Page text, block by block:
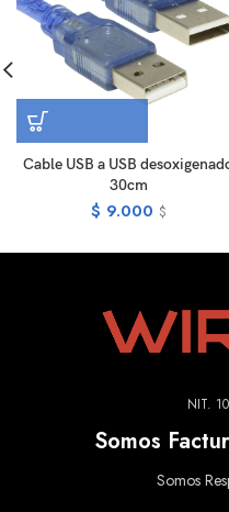
Cable USB a USB
30cm
$ 9.000 $
NIT.
Somos
Somos